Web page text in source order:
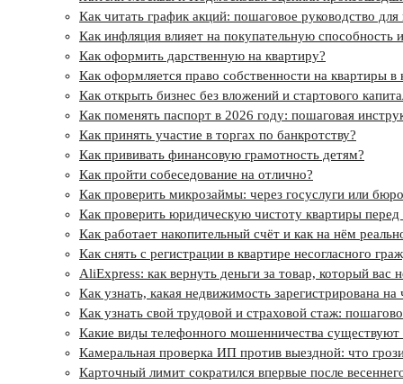
Как читать график акций: пошаговое руководство для
Как инфляция влияет на покупательную способность
Как оформить дарственную на квартиру?
Как оформляется право собственности на квартиры в
Как открыть бизнес без вложений и стартового
Как поменять паспорт в 2026 году: пошаговая
Как принять участие в торгах по банкротству?
Как прививать финансовую грамотность детям?
Как пройти собеседование на отлично?
Как проверить микрозаймы: через госуслуги или
Как проверить юридическую чистоту квартиры перед
Как работает накопительный счёт и как на нём
Как снять с регистрации в квартире несогласного
AliExpress: как вернуть деньги за товар, который вас
Как узнать, какая недвижимость зарегистрирована на
Как узнать свой трудовой и страховой стаж:
Какие виды телефонного мошенничества существуют
Камеральная проверка ИП против выездной: что
Карточный лимит сократился впервые после